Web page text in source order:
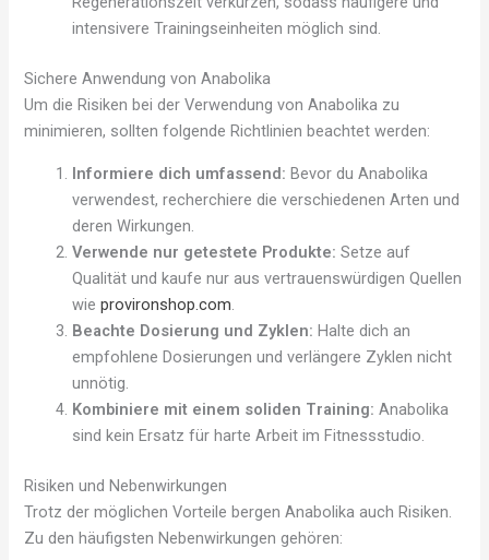
intensivere Trainingseinheiten möglich sind.
Sichere Anwendung von Anabolika
Um die Risiken bei der Verwendung von Anabolika zu
minimieren, sollten folgende Richtlinien beachtet werden:
Informiere dich umfassend: Bevor du Anabolika
verwendest, recherchiere die verschiedenen Arten und
deren Wirkungen.
Verwende nur getestete Produkte: Setze auf
Qualität und kaufe nur aus vertrauenswürdigen Quellen
wieprovironshop.com.
Beachte Dosierung und Zyklen: Halte dich an
empfohlene Dosierungen und verlängere Zyklen nicht
unnötig.
Kombiniere mit einem soliden Training: Anabolika
sind kein Ersatz für harte Arbeit im Fitnessstudio.
Risiken und Nebenwirkungen
Trotz der möglichen Vorteile bergen Anabolika auch Risiken.
Zu den häufigsten Nebenwirkungen gehören: